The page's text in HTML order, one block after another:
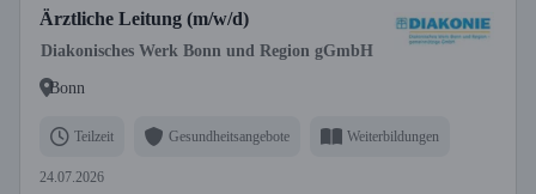
Ärztliche Leitung (m/w/d)
Diakonisches Werk Bonn und Region gGmbH
Bonn
Teilzeit Gesundheitsangebote Weiterbildungen
24.07.2026